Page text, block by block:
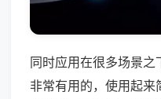
同时应用在很多场景
非常有用的，使用起